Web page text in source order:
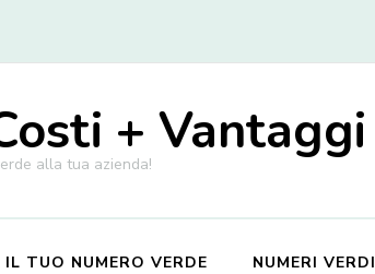
+ Vantaggi
alla tua azienda!
TUO NUMERO VERDE NUMERI VERDI